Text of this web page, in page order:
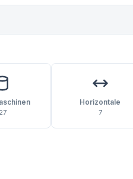
27
Horizontale
7